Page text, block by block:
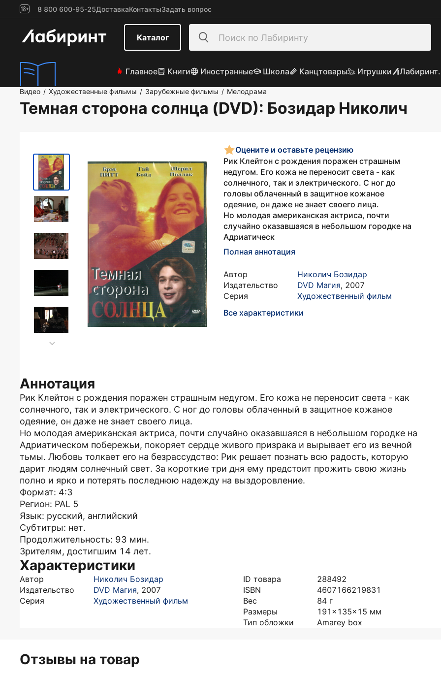
8 800 600-95-25ДоставкаКонтактыЗадать вопрос
Каталог
Главное Книги Иностранные Школа Канцтовары Игрушки
Видео / Художественные фильмы / Зарубежные фильмы / Мелодрама
Темная сторона солнца (DVD): Бозидар Николич
Оцените и оставьте рецензию
Рик Клейтон с рождения поражен страшным
недугом. Его кожа не переносит света - как
солнечного, так и электрического. С ног до
головы облаченный в защитное кожаное
одеяние, он даже не знает своего лица.
Но молодая американская актриса, почти
случайно оказавшаяся в небольшом городке на
Адриатическ
Полная аннотация
Автор
Николич Бозидар
Издательство
DVD Магия, 2007
Серия
Художественный фильм
Все характеристики
Аннотация
Рик Клейтон с рождения поражен страшным недугом. Его кожа не переносит света - как
солнечного, так и электрического. С ног до головы облаченный в защитное кожаное
одеяние, он даже не знает своего лица.
Но молодая американская актриса, почти случайно оказавшаяся в небольшом городке на
Адриатическом побережьи, покоряет сердце живого призрака и вырывает его из вечной
тьмы. Любовь толкает его на безрассудство: Рик решает познать всю радость, которую
дарит людям солнечный свет. За короткие три дня ему предстоит прожить свою жизнь
полно и ярко и потерять последнюю надежду на выздоровление.
Формат: 4:3
Регион: PAL 5
Язык: русский, английский
Субтитры: нет.
Продолжительность: 93 мин.
Зрителям, достигшим 14 лет.
Характеристики
Автор
Николич Бозидар
Издательство
DVD Магия, 2007
Серия
Художественный фильм
ID товара
288492
ISBN
4607166219831
Вес
84 г
Размеры
191x135x15 мм
Тип обложки
Amarey box
Отзывы на товар